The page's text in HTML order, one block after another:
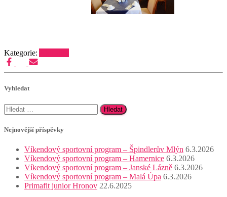
Kategorie:
Vyhledat
Vyhledávání
Nejnovější příspěvky
Víkendový sportovní program – Špindlerův Mlýn 6.3.2026
Víkendový sportovní program – Hamernice 6.3.2026
Víkendový sportovní program – Janské Lázně 6.3.2026
Víkendový sportovní program – Malá Úpa 6.3.2026
Primafit junior Hronov 22.6.2025